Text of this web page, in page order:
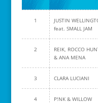
1
JUSTIN
feat. SMALL JAM
2
REIK, ROCCO
& ANA MENA
3 CLARA LUCIANI
4
P!NK & WILLOW